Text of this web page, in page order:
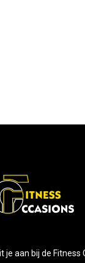
je aan bij de Fitness